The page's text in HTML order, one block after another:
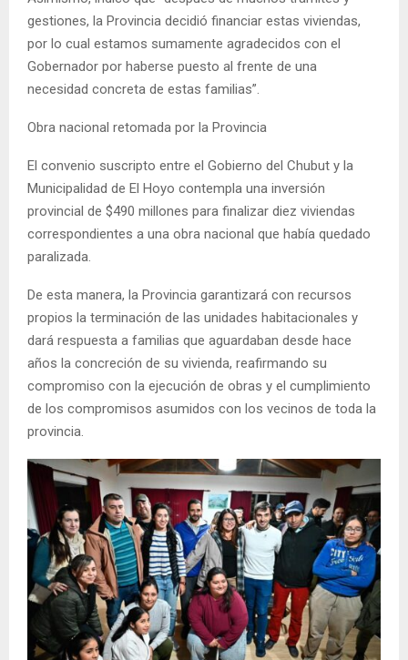
gestiones, la Provincia decidió financiar estas viviendas,
por lo cual estamos sumamente agradecidos con el
Gobernador por haberse puesto al frente de una
necesidad concreta de estas familias”.
Obra nacional retomada por la Provincia
El convenio suscripto entre el Gobierno del Chubut y la
Municipalidad de El Hoyo contempla una inversión
provincial de $490 millones para finalizar diez viviendas
correspondientes a una obra nacional que había quedado
paralizada.
De esta manera, la Provincia garantizará con recursos
propios la terminación de las unidades habitacionales y
dará respuesta a familias que aguardaban desde hace
años la concreción de su vivienda, reafirmando su
compromiso con la ejecución de obras y el cumplimiento
de los compromisos asumidos con los vecinos de toda la
provincia.